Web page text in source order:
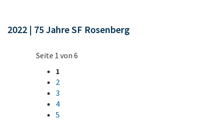
2022 | 75 Jahre SF Rosenberg
Seite 1 von 6
1
2
3
4
5